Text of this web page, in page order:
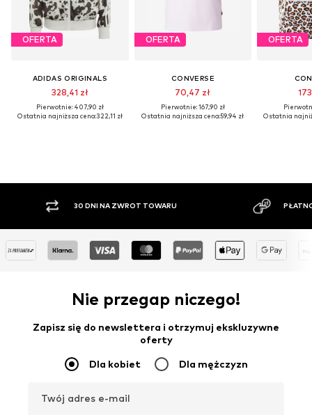
OFERTA
ADIDAS ORIGINALS
328,41 zł
Pierwotnie: 407,90 zł
Ostatnia najniższa cena:322,11 zł
OFERTA
CONVERSE
70,47 zł
Pierwotnie: 167,90 zł
Ostatnia najniższa cena:59,94 zł
OFERTA
Ostatnia
30 DNI NA ZWROT TOWARU
Nie przegap niczego!
Zapisz się do newslettera i otrzymuj ekskluzywne
oferty
Dla kobiet Dla mężczyzn
Twój adres e-mail